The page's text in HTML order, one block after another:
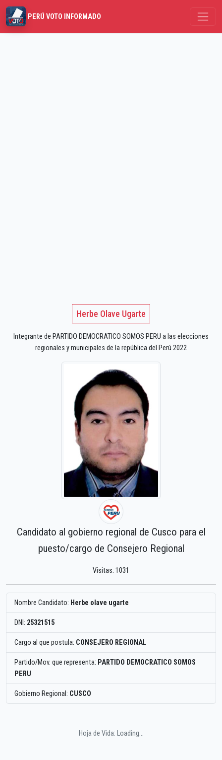
PERÚ VOTO INFORMADO
Herbe Olave Ugarte
Integrante de PARTIDO DEMOCRATICO SOMOS PERU a las elecciones
regionales y municipales de la república del Perú 2022
Candidato al gobierno regional de Cusco para el
puesto/cargo de Consejero Regional
Visitas: 1031
Nombre Candidato: Herbe olave ugarte
DNI: 25321515
Cargo al que postula: CONSEJERO REGIONAL
Partido/Mov. que representa: PARTIDO DEMOCRATICO SOMOS
PERU
Gobierno Regional: CUSCO
Hoja de Vida: Loading...